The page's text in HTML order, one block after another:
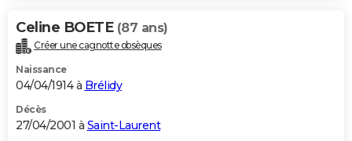
Celine BOETE (87 ans)
Créer une cagnotte obsèques
Naissance
04/04/1914 à Brélidy
Décès
27/04/2001 à Saint-Laurent